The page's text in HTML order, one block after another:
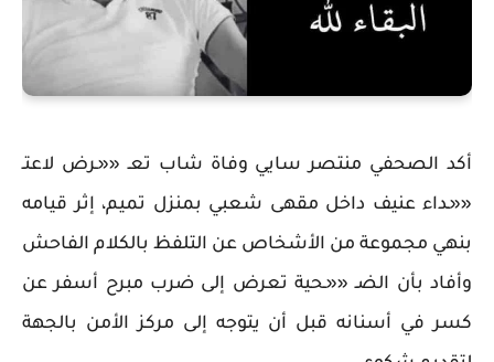
أكد الصحفي منتصر سايي وفاة شاب تعـ ««ـرض لاعتـ
««ـداء عنيف داخل مقهى شعبي بمنزل تميم، إثر قيامه
بنهي مجموعة من الأشخاص عن التلفظ بالكلام الفاحش
وأفاد بأن الضـ ««ـحية تعرض إلى ضرب مبرح أسفر عن
كسر في أسنانه قبل أن يتوجه إلى مركز الأمن بالجهة